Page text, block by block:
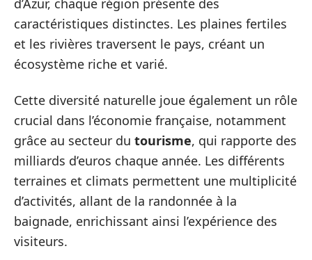
d’Azur, chaque région présente des
caractéristiques distinctes. Les plaines fertiles
et les rivières traversent le pays, créant un
écosystème riche et varié.
Cette diversité naturelle joue également un rôle
crucial dans l’économie française, notamment
grâce au secteur du tourisme, qui rapporte des
milliards d’euros chaque année. Les différents
terraines et climats permettent une multiplicité
d’activités, allant de la randonnée à la
baignade, enrichissant ainsi l’expérience des
visiteurs.